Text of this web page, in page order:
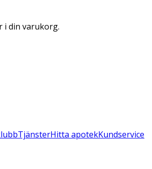
i din varukorg.
TjänsterHitta apotekKundservice